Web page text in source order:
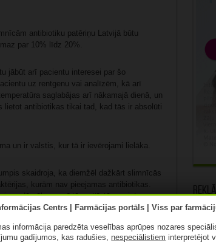
antibiotiku patēriņu Latvijā būtu
par 10% līdz 20%.
jābūt arī pacientu interesei par šo
uz rentgenu vai analīzēm, kā arī
saglabājas arī nākamajā dienā, un
lietot antibiotikas tikai tad, kad tās ir absolūti
un ir valstis, kur tā ir ievērojami lielāka.
skaidroja, ka diemžēl dažkārt slimnīcās
kurām nav pieejamas antibiotikas.
dārgāk, un arī tām attīstās rezistence.
informācija paredzēta veselības aprūpes nozares
gadījumos, kas radušies,nespeciālistiem interpretējot